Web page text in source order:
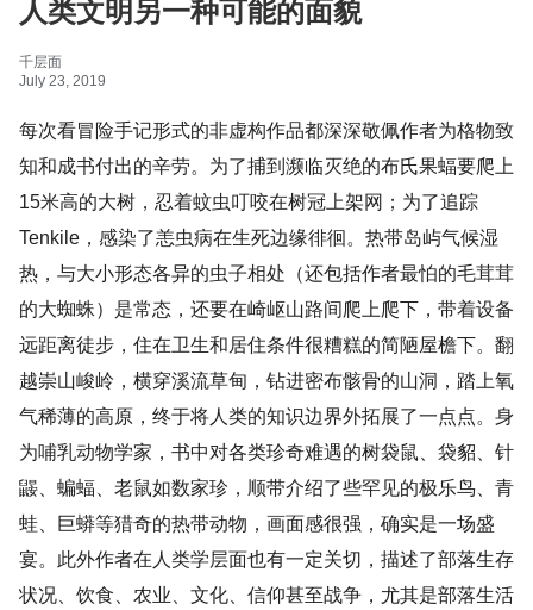
人类文明另一种可能的面貌
千层面
July 23, 2019
每次看冒险手记形式的非虚构作品都深深敬佩作者为格物致
知和成书付出的辛劳。为了捕到濒临灭绝的布氏果蝠要爬上
15米高的大树，忍着蚊虫叮咬在树冠上架网；为了追踪
Tenkile，感染了恙虫病在生死边缘徘徊。热带岛屿气候湿
热，与大小形态各异的虫子相处（还包括作者最怕的毛茸茸
的大蜘蛛）是常态，还要在崎岖山路间爬上爬下，带着设备
远距离徒步，住在卫生和居住条件很糟糕的简陋屋檐下。翻
越崇山峻岭，横穿溪流草甸，钻进密布骸骨的山洞，踏上氧
气稀薄的高原，终于将人类的知识边界外拓展了一点点。身
为哺乳动物学家，书中对各类珍奇难遇的树袋鼠、袋貂、针
鼹、蝙蝠、老鼠如数家珍，顺带介绍了些罕见的极乐鸟、青
蛙、巨蟒等猎奇的热带动物，画面感很强，确实是一场盛
宴。此外作者在人类学层面也有一定关切，描述了部落生存
状况、饮食、农业、文化、信仰甚至战争，尤其是部落生活